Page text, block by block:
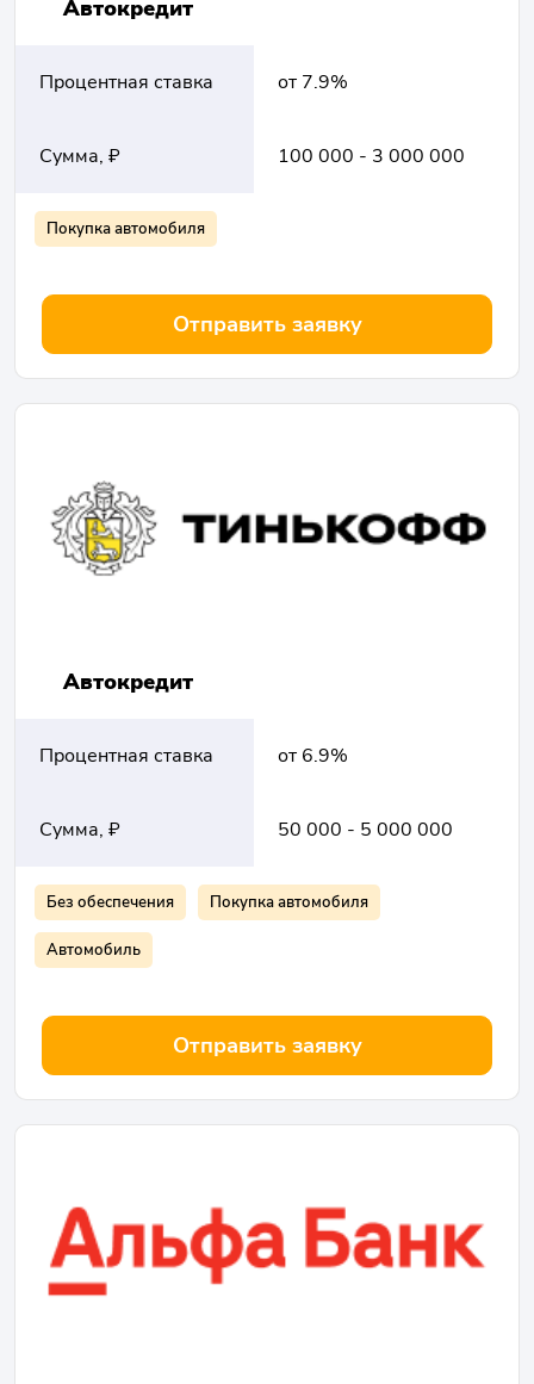
Автокредит
Процентная ставка от 7.9%
Сумма, ₽ 100 000 - 3 000 000
Покупка автомобиля
Отправить заявку
Автокредит
Процентная ставка от 6.9%
Сумма, ₽ 50 000 - 5 000 000
Без обеспечения Покупка автомобиля
Автомобиль
Отправить заявку